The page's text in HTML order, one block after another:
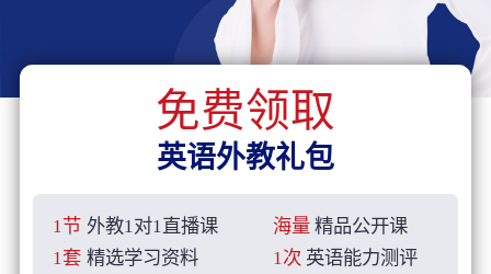
免费领取
英语外教礼包
1节 外教1对1直播课 海量 精品公开课
1套 精选学习资料 1次 英语能力测评